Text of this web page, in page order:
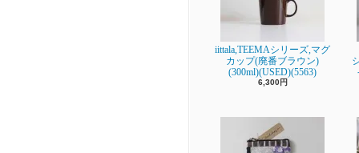
iittala,TEEMAシリーズ,マグ
カップ(廃番ブラウン)
(300ml)(USED)(5563)
6,300円